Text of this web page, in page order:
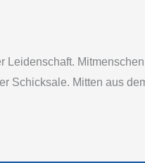
Schicksale. Mitten aus